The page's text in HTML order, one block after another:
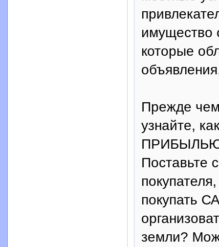
имущество
которые
Прежде
узнайте,
ПРИБЫЛЬЮ
Поставьте
покупать
земли?